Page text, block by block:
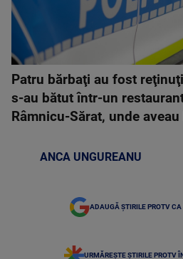
Patru bărbaţi au fost
s-au bătut într-un
Râmnicu-Sărat, unde
ANCA UNGUREANU
ADAUGĂ ȘTIRILE PROTV CA
URMĂREȘTE ȘTIRILE PROTV